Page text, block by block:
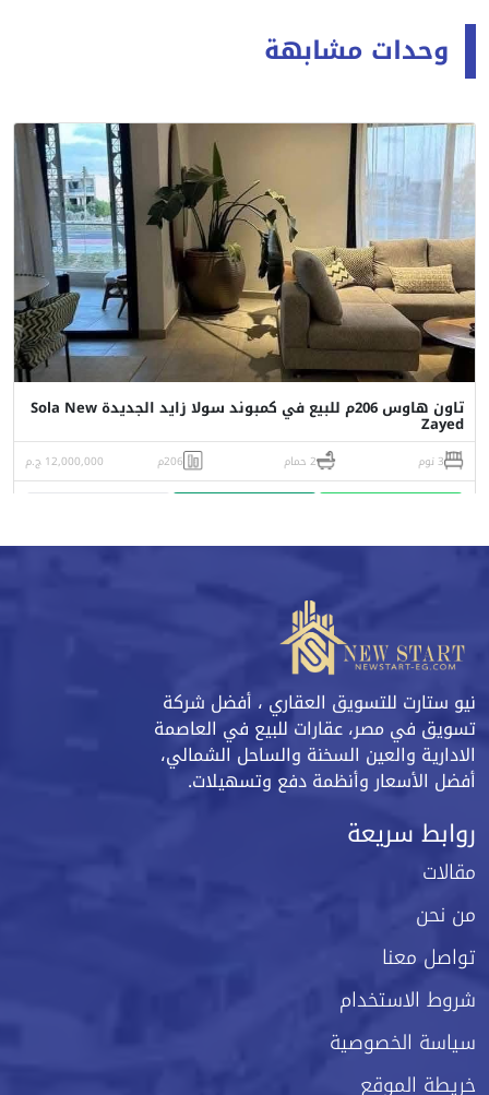
وحدات مشابهة
تاون هاوس 206م للبيع في كمبوند سولا زايد الجديدة Sola New
Zayed
3 نوم 2 حمام 206م 12,000,000 ج.م
نيو ستارت للتسويق العقاري ، أفضل شركة
تسويق في مصر، عقارات للبيع في العاصمة
الادارية والعين السخنة والساحل الشمالي،
أفضل الأسعار وأنظمة دفع وتسهيلات.
روابط سريعة
مقالات
من نحن
تواصل معنا
شروط الاستخدام
سياسة الخصوصية
خريطة الموقع